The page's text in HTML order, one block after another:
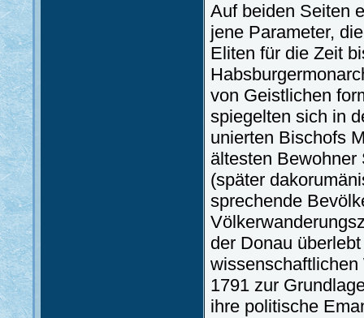
Auf beiden Seiten
jene Parameter,
Eliten für die Zeit
von Geistlichen
spiegelten sich in
unierten Bischofs
ältesten Bewohner
(später
sprechende
der Donau
1791 zur
ihre politische